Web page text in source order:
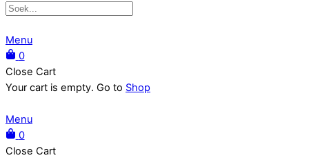
Menu
0
Close Cart
Your cart is empty. Go to Shop
Menu
0
Close Cart